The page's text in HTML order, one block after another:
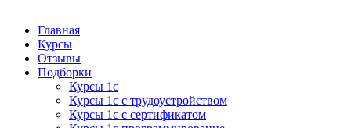
Курсы 1С
Курсы 1С официальная сертификация
Главная
Курсы
Отзывы
Подборки
Курсы 1с
Курсы 1с с трудоустройством
Курсы 1с с сертификатом